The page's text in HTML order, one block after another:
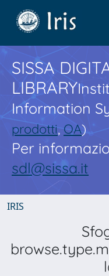
SISSA
LIBRARY
Information
prodotti,OA)
Per
sdl@sissa.it
IRIS